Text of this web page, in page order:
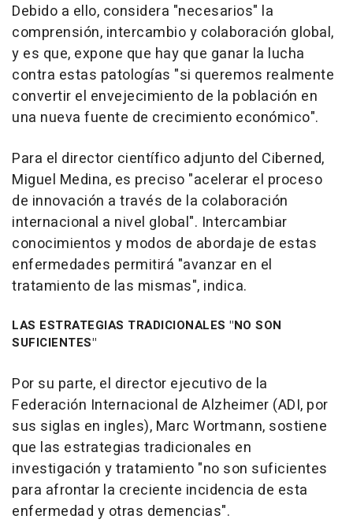
Debido a ello, considera "necesarios" la
comprensión, intercambio y colaboración global,
y es que, expone que hay que ganar la lucha
contra estas patologías "si queremos realmente
convertir el envejecimiento de la población en
una nueva fuente de crecimiento económico".
Para el director científico adjunto del Ciberned,
Miguel Medina, es preciso "acelerar el proceso
de innovación a través de la colaboración
internacional a nivel global". Intercambiar
conocimientos y modos de abordaje de estas
enfermedades permitirá "avanzar en el
tratamiento de las mismas", indica.
LAS ESTRATEGIAS TRADICIONALES "NO SON
SUFICIENTES"
Por su parte, el director ejecutivo de la
Federación Internacional de Alzheimer (ADI, por
sus siglas en ingles), Marc Wortmann, sostiene
que las estrategias tradicionales en
investigación y tratamiento "no son suficientes
para afrontar la creciente incidencia de esta
enfermedad y otras demencias".